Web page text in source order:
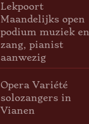
Lekpoort
Maandelijks open
podium muziek en
zang, pianist
aanwezig
Opera Variété
solozangers in
Vianen